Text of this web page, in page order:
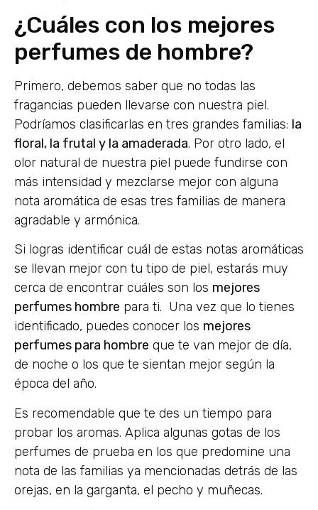
¿Cuáles con los mejores
perfumes de hombre?
Primero, debemos saber que no todas las
fragancias pueden llevarse con nuestra piel.
Podríamos clasificarlas en tres grandes familias: la
floral, la frutal y la amaderada. Por otro lado, el
olor natural de nuestra piel puede fundirse con
más intensidad y mezclarse mejor con alguna
nota aromática de esas tres familias de manera
agradable y armónica.
Si logras identificar cuál de estas notas aromáticas
se llevan mejor con tu tipo de piel, estarás muy
cerca de encontrar cuáles son los mejores
perfumes hombre para ti. Una vez que lo tienes
identificado, puedes conocer los mejores
perfumes para hombre que te van mejor de día,
de noche o los que te sientan mejor según la
época del año.
Es recomendable que te des un tiempo para
probar los aromas. Aplica algunas gotas de los
perfumes de prueba en los que predomine una
nota de las familias ya mencionadas detrás de las
orejas, en la garganta, el pecho y muñecas.